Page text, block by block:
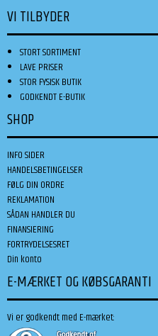
VI TILBYDER
STORT SORTIMENT
LAVE PRISER
STOR FYSISK BUTIK
GODKENDT E-BUTIK
SHOP
INFO SIDER
HANDELSBETINGELSER
FØLG DIN ORDRE
REKLAMATION
SÅDAN HANDLER DU
FINANSIERING
FORTRYDELSESRET
Din konto
E-MÆRKET OG KØBSGARANTI
Vi er godkendt med E-mærket: